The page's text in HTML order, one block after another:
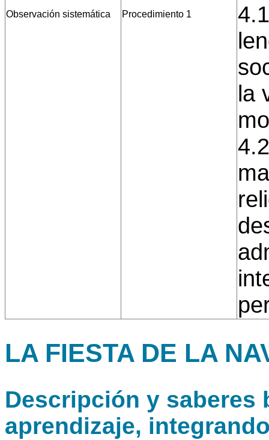
Observación sistemática Procedimiento 1
la
LA FIESTA DE LA
Descripción y saberes
aprendizaje,